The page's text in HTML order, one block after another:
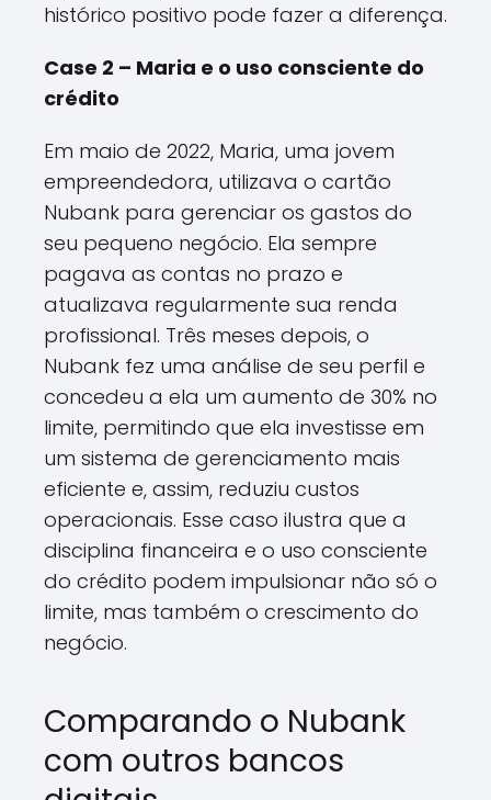
histórico positivo pode fazer a diferença.
Case 2 – Maria e o uso consciente do
crédito
Em maio de 2022, Maria, uma jovem
empreendedora, utilizava o cartão
Nubank para gerenciar os gastos do
seu pequeno negócio. Ela sempre
pagava as contas no prazo e
atualizava regularmente sua renda
profissional. Três meses depois, o
Nubank fez uma análise de seu perfil e
concedeu a ela um aumento de 30% no
limite, permitindo que ela investisse em
um sistema de gerenciamento mais
eficiente e, assim, reduziu custos
operacionais. Esse caso ilustra que a
disciplina financeira e o uso consciente
do crédito podem impulsionar não só o
limite, mas também o crescimento do
negócio.
Comparando o Nubank
com outros bancos